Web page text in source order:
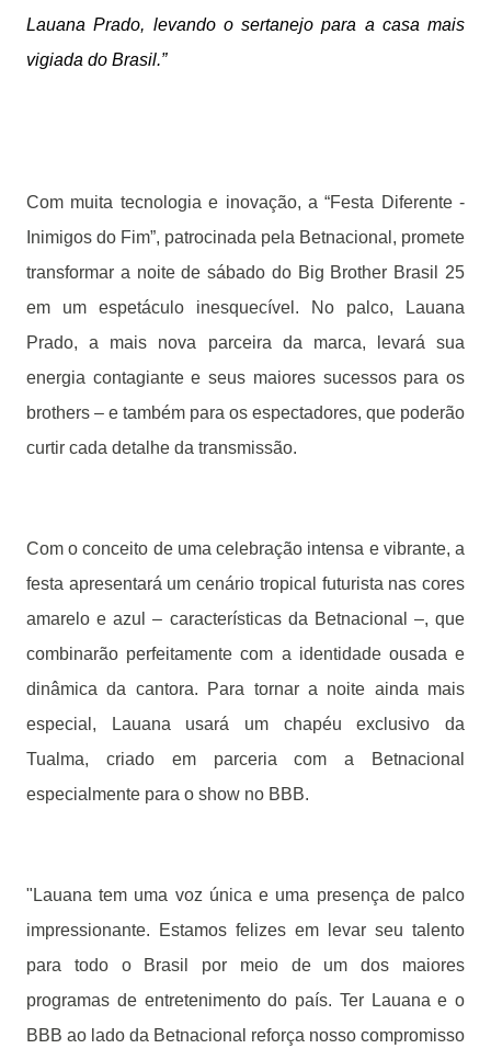
Lauana Prado, levando o sertanejo para a casa mais
vigiada do Brasil.”
Com muita tecnologia e inovação, a “Festa Diferente -
Inimigos do Fim”, patrocinada pela Betnacional, promete
transformar a noite de sábado do Big Brother Brasil 25
em um espetáculo inesquecível. No palco, Lauana
Prado, a mais nova parceira da marca, levará sua
energia contagiante e seus maiores sucessos para os
brothers – e também para os espectadores, que poderão
curtir cada detalhe da transmissão.
Com o conceito de uma celebração intensa e vibrante, a
festa apresentará um cenário tropical futurista nas cores
amarelo e azul – características da Betnacional –, que
combinarão perfeitamente com a identidade ousada e
dinâmica da cantora. Para tornar a noite ainda mais
especial, Lauana usará um chapéu exclusivo da
Tualma, criado em parceria com a Betnacional
especialmente para o show no BBB.
"Lauana tem uma voz única e uma presença de palco
impressionante. Estamos felizes em levar seu talento
para todo o Brasil por meio de um dos maiores
programas de entretenimento do país. Ter Lauana e o
BBB ao lado da Betnacional reforça nosso compromisso